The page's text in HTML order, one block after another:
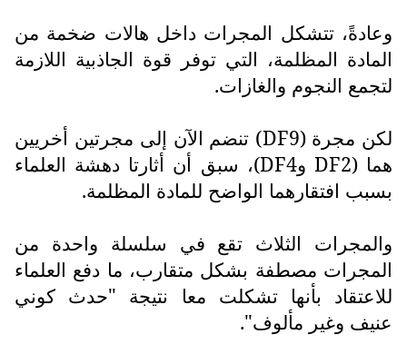
وعادةً، تتشكل المجرات داخل هالات ضخمة من
المادة المظلمة، التي توفر قوة الجاذبية اللازمة
لتجمع النجوم والغازات.
لكن مجرة (DF9) تنضم الآن إلى مجرتين أخريين
هما (DF2وDF4)، سبق أن أثارتا دهشة العلماء
بسبب افتقارهما الواضح للمادة المظلمة.
والمجرات الثلاث تقع في سلسلة واحدة من
المجرات مصطفة بشكل متقارب، ما دفع العلماء
للاعتقاد بأنها تشكلت معا نتيجة "حدث كوني
عنيف وغير مألوف".